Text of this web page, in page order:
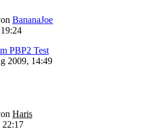
BananaJoe
PBP2 Test
2009, 14:49
Haris
22:17